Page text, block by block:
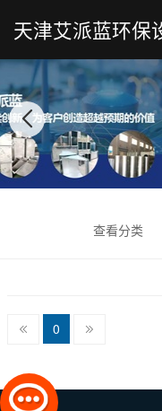
天津艾派蓝环保
查看分类
0